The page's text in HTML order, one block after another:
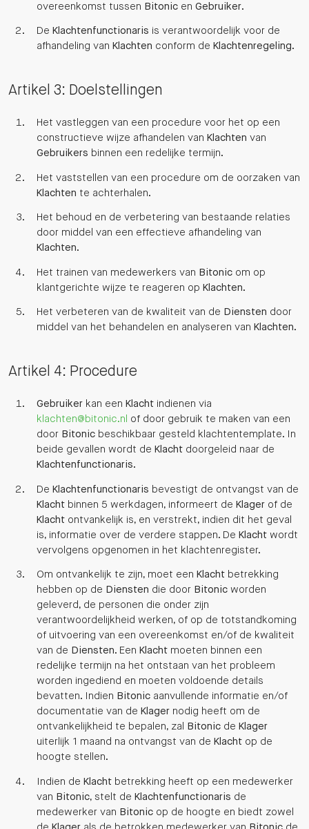
overeenkomst tussen Bitonicen Gebruiker.
De Klachtenfunctionaris is verantwoordelijk voor de
afhandeling van Klachten conform de Klachtenregeling.
Artikel 3: Doelstellingen
Het vastleggen van een procedure voor het op een
constructieve wijze afhandelen van Klachten van
Gebruikers binnen een redelijke termijn.
Het vaststellen van een procedure om de oorzaken van
Klachten te achterhalen.
Het behoud en de verbetering van bestaande relaties
door middel van een effectieve afhandeling van
Klachten.
Het trainen van medewerkers van Bitonicom op
klantgerichte wijze te reageren op Klachten.
Het verbeteren van de kwaliteit van de Diensten door
middel van het behandelen en analyseren van Klachten.
Artikel 4: Procedure
Gebruikerkan een Klachtindienen via
klachten@bitonic.nl of door gebruik te maken van een
door Bitonicbeschikbaar gesteld klachtentemplate. In
beide gevallen wordt de Klachtdoorgeleid naar de
Klachtenfunctionaris.
De Klachtenfunctionaris bevestigt de ontvangst van de
Klachtbinnen 5 werkdagen, informeert de Klagerof de
Klachtontvankelijk is, en verstrekt, indien dit het geval
is, informatie over de verdere stappen. De Klachtwordt
vervolgens opgenomen in het klachtenregister.
Om ontvankelijk te zijn, moet een Klachtbetrekking
hebben op de Diensten die door Bitonicworden
geleverd, de personen die onder zijn
verantwoordelijkheid werken, of op de totstandkoming
of uitvoering van een overeenkomst en/of de kwaliteit
van de Diensten. Een Klachtmoeten binnen een
redelijke termijn na het ontstaan van het probleem
worden ingediend en moeten voldoende details
bevatten. Indien Bitonicaanvullende informatie en/of
documentatie van de Klagernodig heeft om de
ontvankelijkheid te bepalen, zal
Bitonicde Klager
uiterlijk 1 maand na ontvangst van de Klachtop de
hoogte stellen.
Indien de Klachtbetrekking heeft op een medewerker
van Bitonic, stelt de Klachtenfunctionaris de
medewerker van Bitonicop de hoogte en biedt zowel